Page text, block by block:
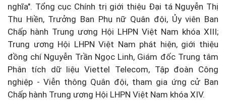
nghĩa". Tổng cục Chính trị giới thiệu Đại tá Nguyễn Thị
Thu Hiền, Trưởng Ban Phụ nữ Quân đội, Ủy viên Ban
Chấp hành Trung ương Hội LHPN Việt Nam khóa XIII;
Trung ương Hội LHPN Việt Nam phát hiện, giới thiệu
đồng chí Nguyễn Trần Ngọc Linh, Giám đốc Trung tâm
Phân tích dữ liệu Viettel Telecom, Tập đoàn Công
nghiệp - Viễn thông Quân đội, tham gia ứng cử Ban
Chấp hành Trung ương Hội LHPN Việt Nam khóa XIV.